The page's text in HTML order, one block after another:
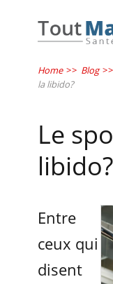
Home >> Blog >>
la libido?
Le
libido?
Entre
ceux qui
disent